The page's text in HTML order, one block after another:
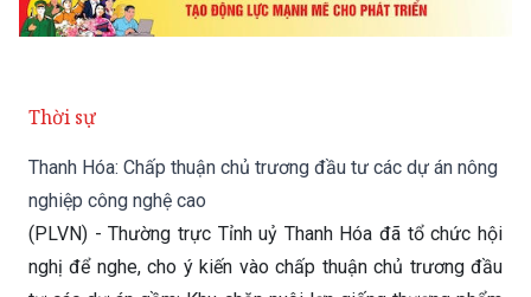
Thời sự
nghiệp công nghệ cao
nghị để nghe, cho ý kiến vào chấp thuận chủ trương đầu
tư các dự án gồm: Khu chăn nuôi lợn giống thương phẩm
ứng dụng công nghệ cao DABACO Thanh Hóa tại xã
Thạch Tượng và xã Thạch Lâm; Trồng cây ăn quả công